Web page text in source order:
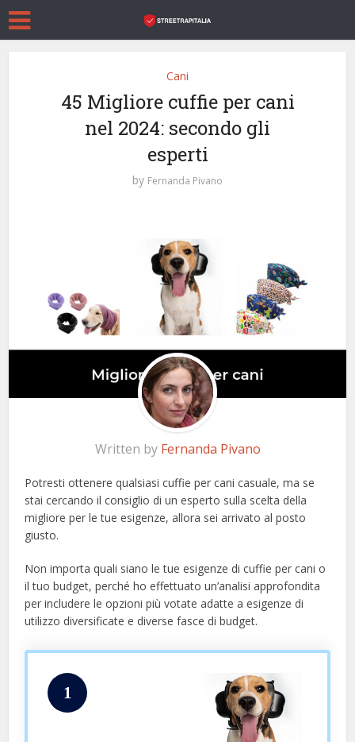
Cani
45 Migliore cuffie per cani
nel 2024: secondo gli
esperti
by Fernanda Pivano
Written by Fernanda Pivano
Potresti ottenere qualsiasi cuffie per cani casuale, ma se
stai cercando il consiglio di un esperto sulla scelta della
migliore per le tue esigenze, allora sei arrivato al posto
giusto.
Non importa quali siano le tue esigenze di cuffie per cani o
il tuo budget, perché ho effettuato un’analisi approfondita
per includere le opzioni più votate adatte a esigenze di
utilizzo diversificate e diverse fasce di budget.
1